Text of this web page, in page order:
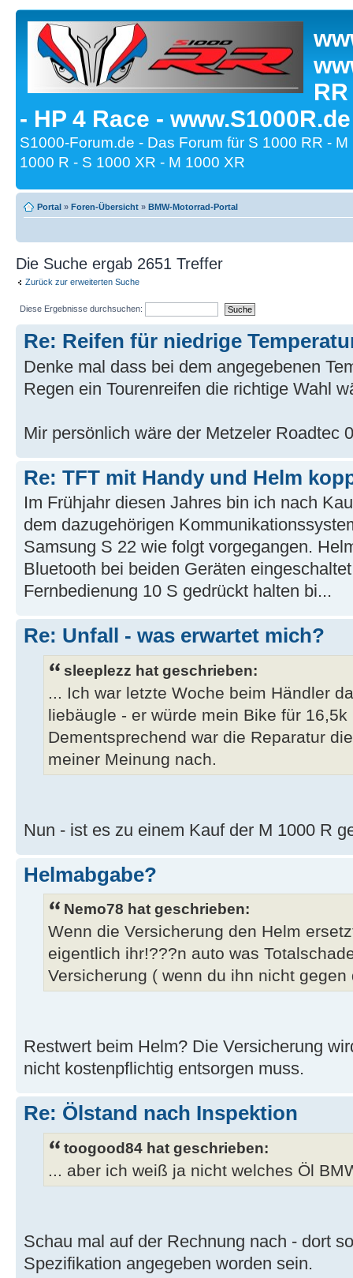
- HP 4 Race -
S1000-Forum.de - Das Forum für S 1000 RR -
1000 R - S 1000 XR - M 1000 XR
Portal » Foren-Übersicht » BMW-Motorrad-Portal
Die Suche ergab 2651 Treffer
Zurück zur erweiterten Suche
Diese Ergebnisse durchsuchen:
Re: Reifen für niedrige
Denke mal dass bei dem angegebenen
Regen ein Tourenreifen die richtige Wahl
Mir persönlich wäre der Metzeler Roadtec
Re: TFT mit Handy und Helm
Im Frühjahr diesen Jahres bin ich nach
dem dazugehörigen
Samsung S 22 wie folgt vorgegangen.
Bluetooth bei beiden Geräten
Fernbedienung 10 S gedrückt halten bi...
Re: Unfall - was erwartet mich?
sleeplezz hat geschrieben:
... Ich war letzte Woche beim Händler
liebäugle - er würde mein Bike für
Dementsprechend war die Reparatur
meiner Meinung nach.
Nun - ist es zu einem Kauf der M 1000 R
Helmabgabe?
Nemo78 hat geschrieben:
Wenn die Versicherung den Helm
eigentlich ihr!???n auto was
Versicherung ( wenn du ihn nicht
Restwert beim Helm? Die Versicherung
nicht kostenpflichtig entsorgen muss.
Re: Ölstand nach Inspektion
toogood84 hat geschrieben:
... aber ich weiß ja nicht welches Öl
Schau mal auf der Rechnung nach - dort
Spezifikation angegeben worden sein.